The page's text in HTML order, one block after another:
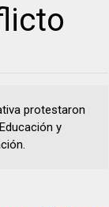
protestaron
y